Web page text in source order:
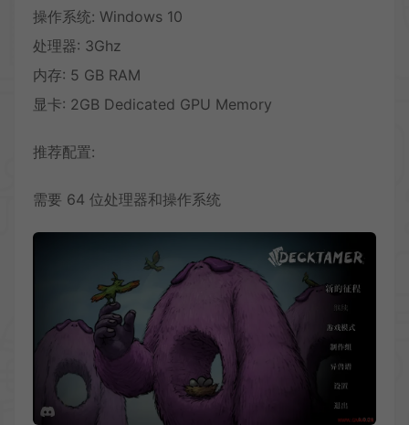
操作系统: Windows 10
处理器: 3Ghz
内存: 5 GB RAM
显卡: 2GB Dedicated GPU Memory
推荐配置:
需要 64 位处理器和操作系统